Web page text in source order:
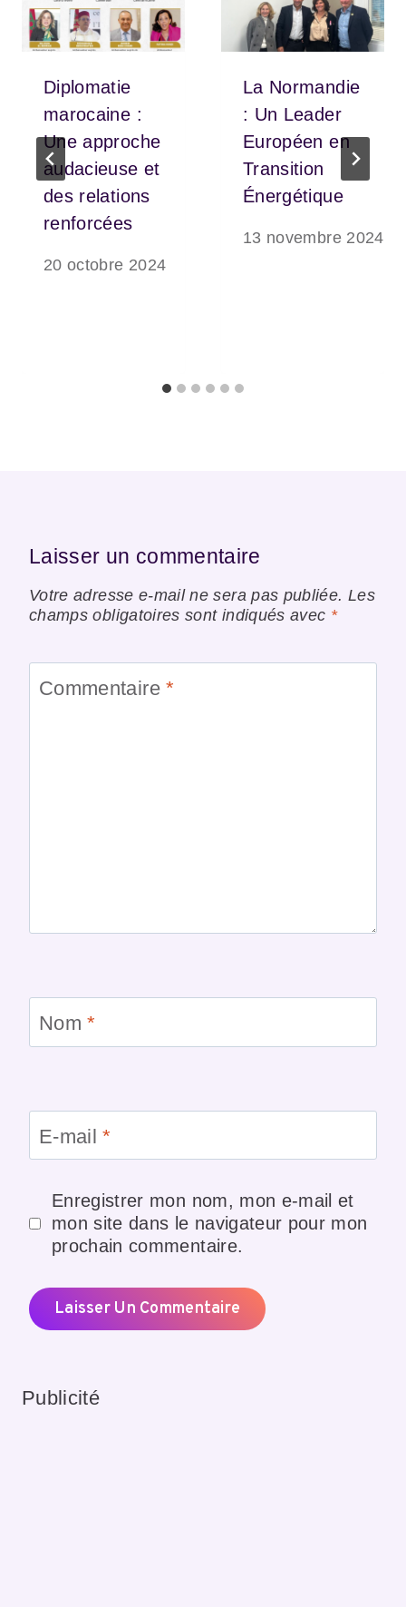
Diplomatie
marocaine :
Une approche
audacieuse et
des relations
renforcées
20 octobre 2024
La Normandie
: Un Leader
Européen en
Transition
Énergétique
13 novembre 2024
Laisser un commentaire
Votre adresse e-mail ne sera pas publiée. Les
champs obligatoires sont indiqués avec *
Commentaire*
Nom*
E-mail*
Enregistrer mon nom, mon e-mail et
mon site dans le navigateur pour mon
prochain commentaire.
Publicité